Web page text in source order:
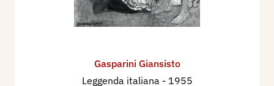
Gasparini Giansisto
Leggenda italiana - 1955